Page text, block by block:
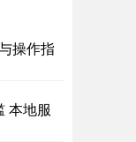
操作指
本地服